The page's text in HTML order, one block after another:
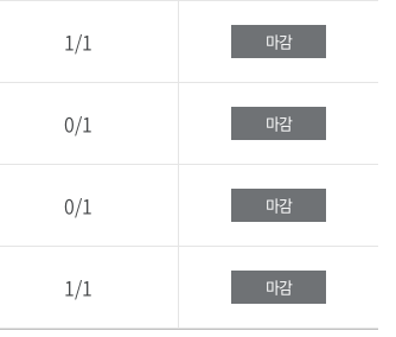
1/1 마감
0/1 마감
0/1 마감
1/1 마감